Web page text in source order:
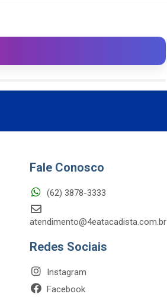
Fale Conosco
(62) 3878-3333
atendimento@4eatacadista.com.br
Redes Sociais
Instagram
Facebook